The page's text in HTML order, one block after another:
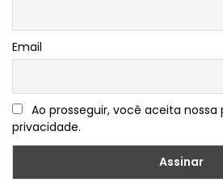
Email
Ao prosseguir, você aceita nossa
privacidade.